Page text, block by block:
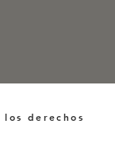
derechos